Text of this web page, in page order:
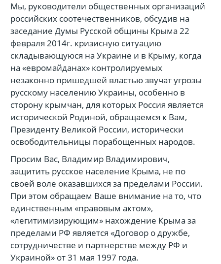
Мы, руководители общественных организаций
российских соотечественников, обсудив на
заседание Думы Русской общины Крыма 22
февраля 2014г. кризисную ситуацию
складывающуюся на Украине и в Крыму, когда
на «евромайданах» контролируемых
незаконно пришедшей властью звучат угрозы
русскому населению Украины, особенно в
сторону крымчан, для которых Россия является
исторической Родиной, обращаемся к Вам,
Президенту Великой России, исторически
освободительницы порабощенных народов.
Просим Вас, Владимир Владимирович,
защитить русское население Крыма, не по
своей воле оказавшихся за пределами России.
При этом обращаем Ваше внимание на то, что
единственным «правовым актом»,
«легитимизирующим» нахождение Крыма за
пределами РФ является «Договор о дружбе,
сотрудничестве и партнерстве между РФ и
Украиной» от 31 мая 1997 года.